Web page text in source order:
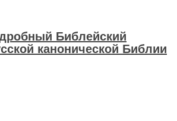
Библейский
канонической Библии